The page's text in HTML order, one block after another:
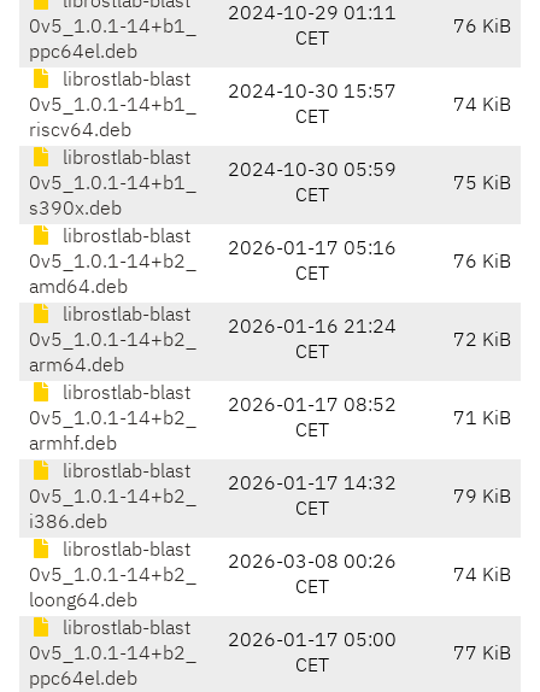
0v5_1.0.1-14+b1_
ppc64el.deb
2024-10-29 01:11
CET
76 KiB
librostlab-blast
0v5_1.0.1-14+b1_
riscv64.deb
2024-10-30 15:57
CET
74 KiB
librostlab-blast
0v5_1.0.1-14+b1_
s390x.deb
2024-10-30 05:59
CET
75 KiB
librostlab-blast
0v5_1.0.1-14+b2_
amd64.deb
2026-01-17 05:16
CET
76 KiB
librostlab-blast
0v5_1.0.1-14+b2_
arm64.deb
2026-01-16 21:24
CET
72 KiB
librostlab-blast
0v5_1.0.1-14+b2_
armhf.deb
2026-01-17 08:52
CET
71 KiB
librostlab-blast
0v5_1.0.1-14+b2_
i386.deb
2026-01-17 14:32
CET
79 KiB
librostlab-blast
0v5_1.0.1-14+b2_
loong64.deb
2026-03-08 00:26
CET
74 KiB
librostlab-blast
0v5_1.0.1-14+b2_
ppc64el.deb
2026-01-17 05:00
CET
77 KiB